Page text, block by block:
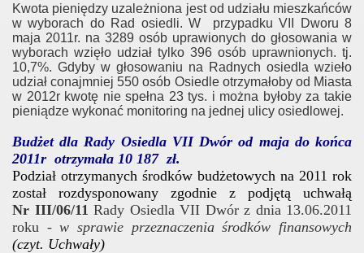
Kwota pieniędzy uzależniona jest od udziału mieszkańców
w wyborach do Rad osiedli. W przypadku VII Dworu 8
maja 2011r. na 3289 osób uprawionych do głosowania w
wyborach wzięło udział tylko 396 osób uprawnionych. tj.
10,7%. Gdyby w głosowaniu na Radnych osiedla wzieło
udział conajmniej 550 osób Osiedle otrzymałoby od Miasta
w 2012r kwotę nie spełna 23 tys. i można byłoby za takie
pieniądze wykonać monitoring na jednej ulicy osiedlowej.
Budżet dla Rady Osiedla VII Dwór od maja do końca
2011r otrzymała 10 187 zł.
Podział otrzymanych środków budżetowych na 2011 rok
został rozdysponowany zgodnie z podjętą uchwałą
Nr III/06/11 Rady Osiedla VII Dwór z dnia 13.06.2011
roku -w sprawie przeznaczenia środków finansowych
(czyt. Uchwały)